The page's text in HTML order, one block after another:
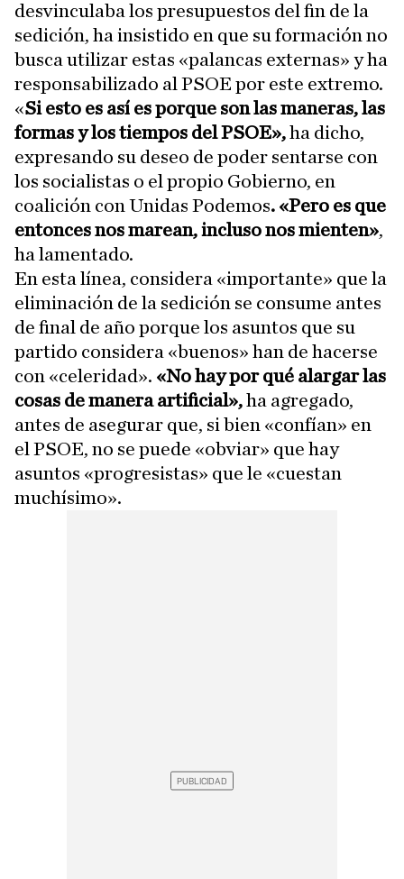
desvinculaba los presupuestos del fin de la
sedición, ha insistido en que su formación no
busca utilizar estas «palancas externas» y ha
responsabilizado al PSOE por este extremo.
«Si esto es así es porque son las maneras, las
formas y los tiempos del PSOE»,ha dicho,
expresando su deseo de poder sentarse con
los socialistas o el propio Gobierno, en
coalición con Unidas Podemos. «Pero es que
entonces nos marean, incluso nos mienten»,
ha lamentado.
En esta línea, considera «importante» que la
eliminación de la sedición se consume antes
de final de año porque los asuntos que su
partido considera «buenos» han de hacerse
con «celeridad». «No hay por qué alargar las
cosas de manera artificial»,ha agregado,
antes de asegurar que, si bien «confían» en
el PSOE, no se puede «obviar» que hay
asuntos «progresistas» que le «cuestan
muchísimo».